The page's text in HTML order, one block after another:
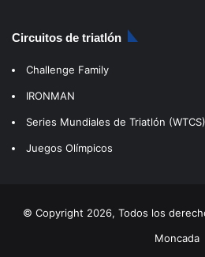
Circuitos de triatlón
Challenge Family
IRONMAN
Series Mundiales de Triatlón (WTCS)
Juegos Olímpicos
© Copyright 2026, Todos los
Moncada